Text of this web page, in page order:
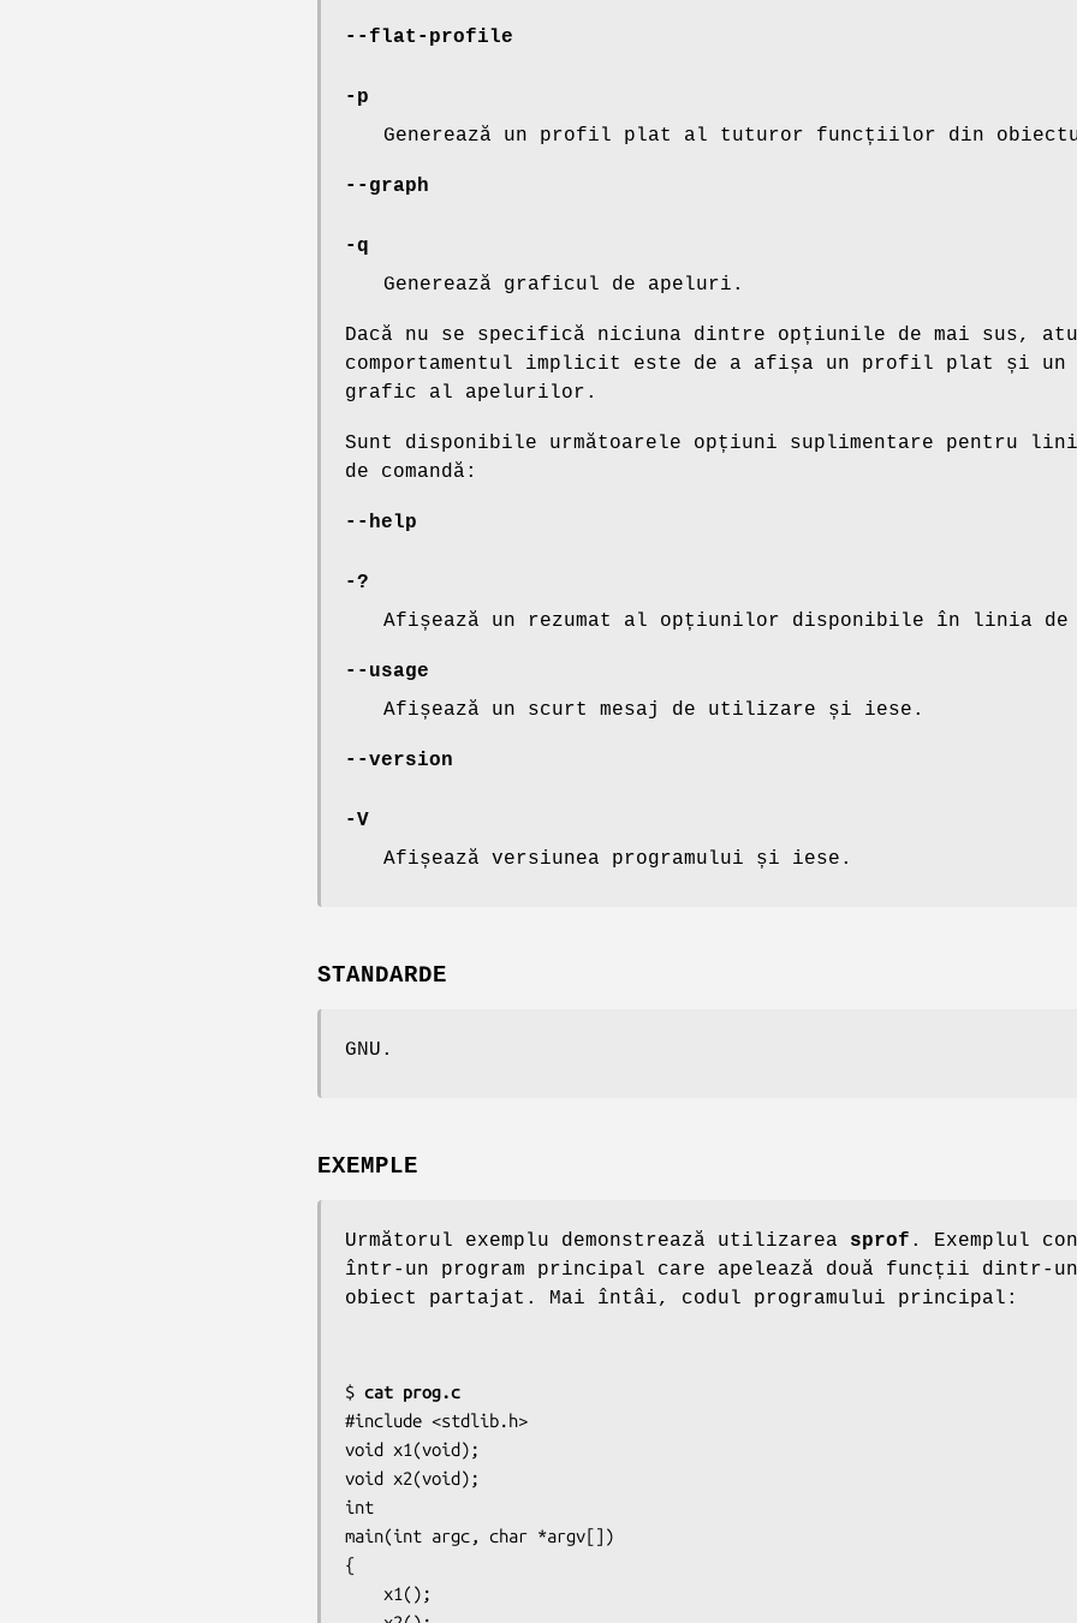
--flat-profile
-p
Generează un profil plat al tuturor funcțiilor din
--graph
-q
Generează graficul de apeluri.
Dacă nu se specifică niciuna dintre opțiunile de mai sus,
comportamentul implicit este de a afișa un profil plat și un
grafic al apelurilor.
Sunt disponibile următoarele opțiuni suplimentare pentru
de comandă:
--help
-?
Afișează un rezumat al opțiunilor disponibile în linia de
--usage
Afișează un scurt mesaj de utilizare și iese.
--version
-V
Afișează versiunea programului și iese.
STANDARDE
GNU.
EXEMPLE
Următorul exemplu demonstrează utilizarea sprof . Exemplul
într-un program principal care apelează două funcții dintr-un
obiect partajat. Mai întâi, codul programului principal:
$ cat prog.c
#include <stdlib.h>
void x1(void);
void x2(void);
int
main(int argc, char *argv[])
{